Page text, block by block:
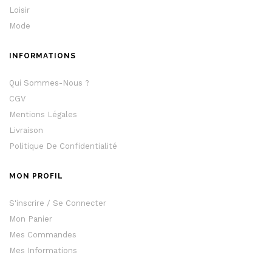
Loisir
Mode
INFORMATIONS
Qui Sommes-Nous ?
CGV
Mentions Légales
Livraison
Politique De Confidentialité
MON PROFIL
S'inscrire / Se Connecter
Mon Panier
Mes Commandes
Mes Informations